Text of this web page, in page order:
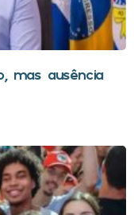
mas ausência